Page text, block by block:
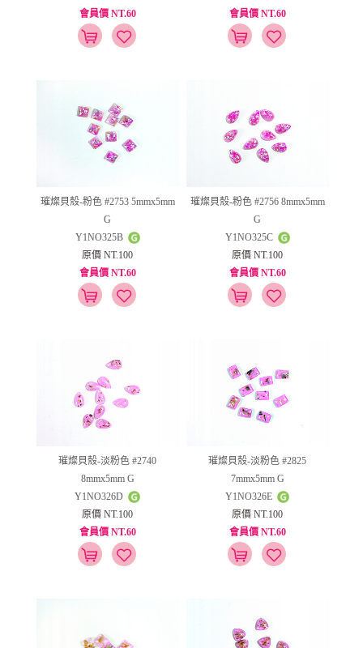
會員價 NT.60
會員價 NT.60
璀燦貝殼-粉色 #2753 5mmx5mm
G
Y1NO325B
原價 NT.100
會員價 NT.60
璀燦貝殼-粉色 #2756 8mmx5mm
G
Y1NO325C
原價 NT.100
會員價 NT.60
璀燦貝殼-淡粉色 #2740
8mmx5mm G
Y1NO326D
原價 NT.100
會員價 NT.60
璀燦貝殼-淡粉色 #2825
7mmx5mm G
Y1NO326E
原價 NT.100
會員價 NT.60